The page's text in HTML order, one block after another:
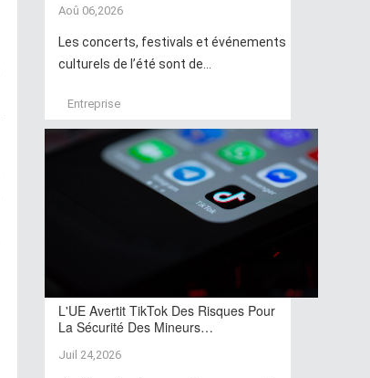
Aoû 06,2026
Les concerts, festivals et événements
culturels de l’été sont de...
Entreprise
L'UE Avertit TikTok Des Risques Pour
La Sécurité Des Mineurs…
Juil 24,2026